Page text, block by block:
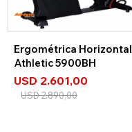
Ergométrica Horizontal
Athletic 5900BH
USD 2.601,00
USD2.890,00